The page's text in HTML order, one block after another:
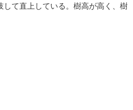
て直上している。樹高が高く、樹